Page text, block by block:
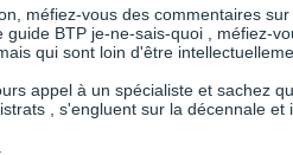
méfiez-vous des commentaires
BTP je-ne-sais-quoi , méfiez-
qui sont loin d'être
appel à un spécialiste et sachez
, s'engluent sur la décennale et